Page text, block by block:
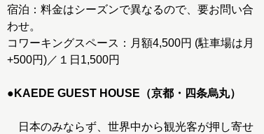
宿泊：料金はシーズンで異なるので、要お問い合
わせ。
コワーキングスペース：月額4,500円 (駐車場は月
+500円)／１日1,500円
●KAEDE GUEST HOUSE（京都・四条烏丸）
日本のみならず、世界中から観光客が押し寄せ